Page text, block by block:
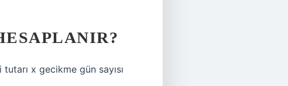
x gecikme gün sayısı